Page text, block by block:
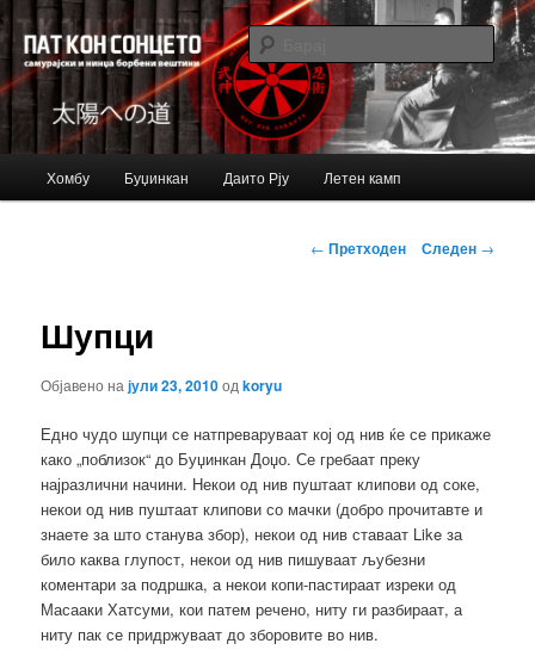
Bujinkan blog
Just another Bujinkan Sites site
Барај
Оди
содржина
Хомбу Буџинкан Даито Рју Летен камп
Навигација
← Претходен Следен →
Шупци
Објавено најули 23, 2010одkoryu
Едно чудо шупци се натпреваруваат кој од нив ќе се прикаже
како „поблизок“ до Буџинкан Доџо. Се гребаат преку
најразлични начини. Некои од нив пуштаат клипови од соке,
некои од нив пуштаат клипови со мачки (добро прочитавте и
знаете за што станува збор), некои од нив ставаат Like за
било каква глупост, некои од нив пишуваат љубезни
коментари за подршка, а некои копи-пастираат изреки од
Масааки Хатсуми, кои патем речено, ниту ги разбираат, а
ниту пак се придржуваат до зборовите во нив.